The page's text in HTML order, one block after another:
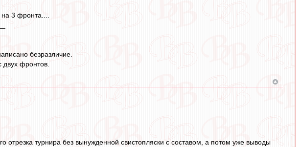
3 фронта....
безразличие.
двух фронтов.
отрезка турнира без вынужденной свистопляски с составом, а потом уже выводы